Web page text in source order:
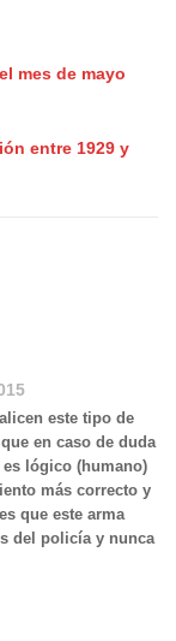
mes de mayo
entre 1929 y
este tipo de
en caso de duda
lógico (humano)
más correcto y
que este arma
del policía y nunca